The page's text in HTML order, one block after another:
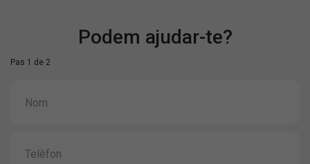
Podem ajudar-te?
Pas 1 de 2